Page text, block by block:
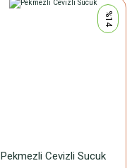
%14
Pekmezli Cevizli Sucuk